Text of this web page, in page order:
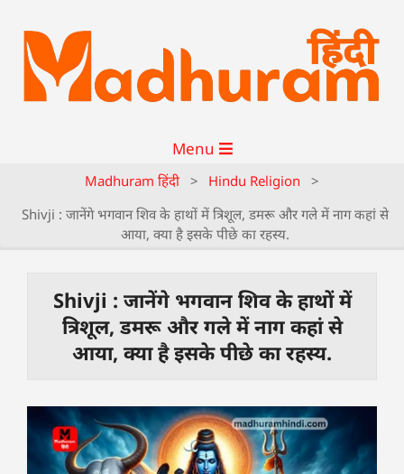
Menu
Madhuram हिंदी > Hindu Religion
>
Shivji : जानेंगे भगवान शिव के हाथों में त्रिशूल, डमरू और गले में नाग कहां से
आया, क्या है इसके पीछे का रहस्य.
Shivji : जानेंगे भगवान शिव के हाथों में
त्रिशूल, डमरू और गले में नाग कहां से
आया, क्या है इसके पीछे का रहस्य.